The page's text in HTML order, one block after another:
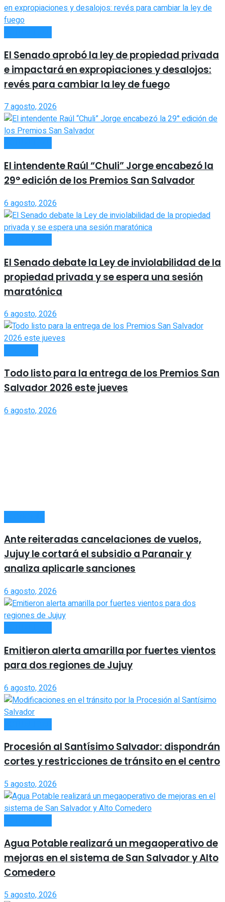
El Senado aprobó la ley de propiedad privada
e impactará en expropiaciones y desalojos:
revés para cambiar la ley de fuego
7 agosto, 2026
El intendente Raúl “Chuli” Jorge encabezó la
29° edición de los Premios San Salvador
6 agosto, 2026
El Senado debate la Ley de inviolabilidad de la
propiedad privada y se espera una sesión
maratónica
6 agosto, 2026
Todo listo para la entrega de los Premios San
Salvador 2026 este jueves
6 agosto, 2026
Ante reiteradas cancelaciones de vuelos,
Jujuy le cortará el subsidio a Paranair y
analiza aplicarle sanciones
6 agosto, 2026
Emitieron alerta amarilla por fuertes vientos
para dos regiones de Jujuy
6 agosto, 2026
Procesión al Santísimo Salvador: dispondrán
cortes y restricciones de tránsito en el centro
5 agosto, 2026
Agua Potable realizará un megaoperativo de
mejoras en el sistema de San Salvador y Alto
Comedero
5 agosto, 2026